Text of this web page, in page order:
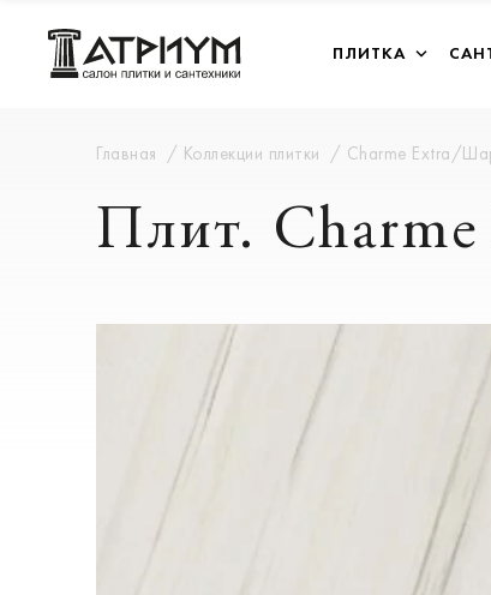
ПЛИТКА
Главная Коллекции плитки Charme Extra/
Плит.